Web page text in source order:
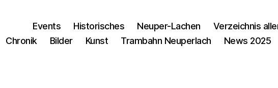
Events Historisches Neuper-Lachen Verzeichnis
Chronik
Bilder Kunst Trambahn Neuperlach News 2025